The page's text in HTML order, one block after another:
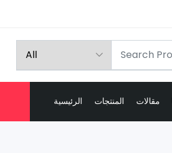
الرئيسية المنتجات مقالات